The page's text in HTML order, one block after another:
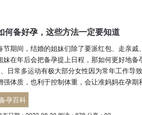
何备好孕，这些方法一定要知道
节期间，结婚的姐妹们除了要派红包、走亲
妹在年后会把备孕提上日程，那如何更好地
日常多运动有极大部分女性因为常年工作导
强体质，也利于控制体重，会让准妈妈在孕
孕百科